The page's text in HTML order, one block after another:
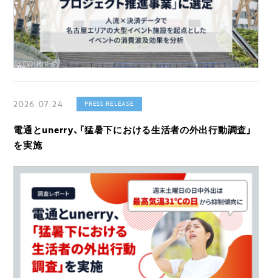
2026.07.24 PRESS RELEASE
電通とunerry、「猛暑下における生活者の外出行動調査」
を実施